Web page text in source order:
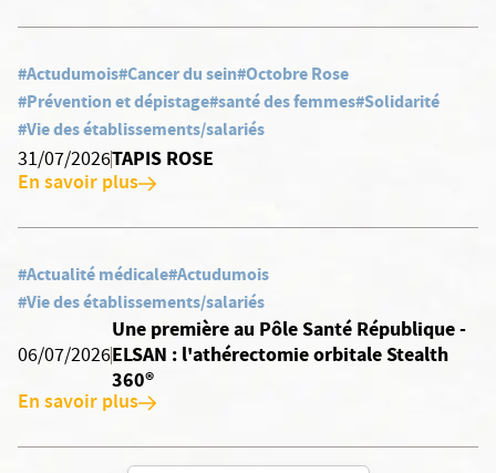
#Actudumois#Cancer du sein#Octobre Rose
#Prévention et dépistage#santé des femmes#Solidarité
#Vie des établissements/salariés
31/07/2026TAPIS ROSE
En savoir plus
#Actualité médicale#Actudumois
#Vie des établissements/salariés
06/07/2026
Une première au Pôle Santé République -
ELSAN : l'athérectomie orbitale Stealth
360®
En savoir plus